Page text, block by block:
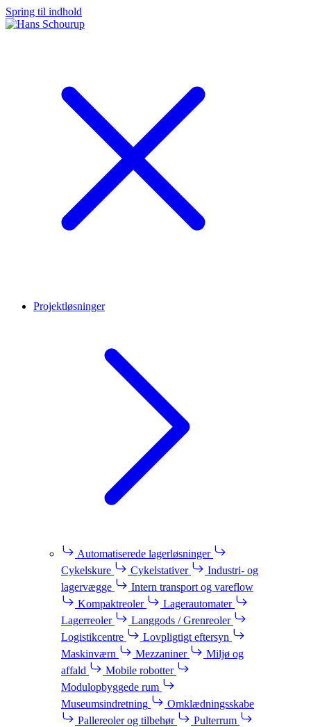
Spring til indhold
Projektløsninger
Automatiserede lagerløsninger
Cykelskure
Cykelstativer
Industri- og
lagervægge
Intern transport og vareflow
Kompaktreoler
Lagerautomater
Lagerreoler
Langgods / Grenreoler
Logistikcentre
Lovpligtigt eftersyn
Maskinværn
Mezzaniner
Miljø og
affald
Mobile robotter
Modulopbyggede rum
Museumsindretning
Omklædningsskabe
Pallereoler og tilbehør
Pulterrum